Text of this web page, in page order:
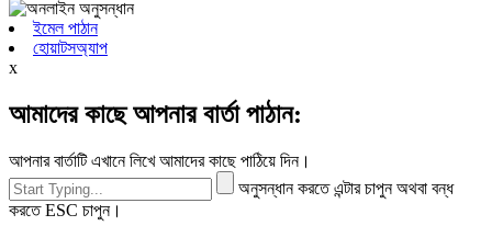
ইমেল পাঠান
হোয়াটসঅ্যাপ
x
আমাদের কাছে আপনার বার্তা পাঠান:
আপনার বার্তাটি এখানে লিখে আমাদের কাছে পাঠিয়ে দিন।
অনুসন্ধান করতে এন্টার চাপুন অথবা বন্ধ
করতে ESC চাপুন।